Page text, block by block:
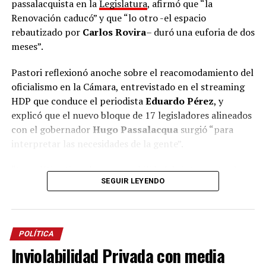
aunque se vista de seda, mona queda. Van a ponerse el
nombre que quieran, a cambiarse de nombre, pero
representan lo mismo. Nosotros somos lo opuesto,
responsabilidad de construir una alternativa clara que
represente el cambio”.
La Escuela de Dirigentes continuará con un ciclo de
capacitaciones orientadas a dotar de herramientas a
los futuros concejales, intendentes y equipos de
passalacquista en laLegislatura, afirmó que “la
Renovación caducó” y que “lo otro -el espacio
rebautizado por Carlos Rovira– duró una euforia de dos
meses”.
Pastori reflexionó anoche sobre el reacomodamiento del
oficialismo en la Cámara, entrevistado en el streaming
HDP que conduce el periodistaEduardo Pérez, y
explicó que el nuevo bloque de 17 legisladores alineados
con el gobernadorHugo Passalacquasurgió “para
interpretar las necesidades de la gente”.
“La política tiene la responsabilidad de interpretar la
necesidad de la gente y transformarla en soluciones”,
pierde esa capacidad de interpretar lo que necesita la
gente, la única obligación que tiene es cambiar de
política”.
SEGUIR LEYENDO
POLÍTICA
Inviolabilidad Privada con media